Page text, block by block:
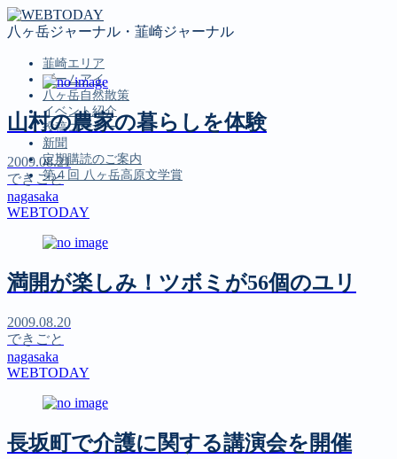
八ヶ岳ジャーナル・韮崎ジャーナル
韮崎エリア
ズームアイ
八ヶ岳自然散策
イベント紹介
投稿コーナー
新聞
定期購読のご案内
第４回 八ヶ岳高原文学賞
ズームアイ
八ヶ岳自然散策
イベント紹介
投稿コーナー
新聞
定期購読のご案内
第４回 八ヶ岳高原文学賞
山村の農家の暮らしを体験
2009.08.21
できごと
nagasaka
WEBTODAY
満開が楽しみ！ツボミが56個のユリ
2009.08.20
できごと
nagasaka
WEBTODAY
長坂町で介護に関する講演会を開催